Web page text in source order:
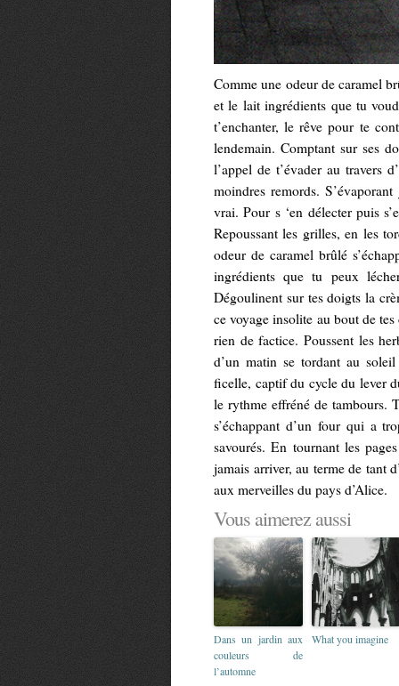
Comme une odeur de caramel
et le lait ingrédients que tu
t’enchanter, le rêve pour te
lendemain. Comptant sur ses
l’appel de t’évader au travers
moindres remords.
vrai. Pour s ‘en délecter puis
Repoussant les grilles, en les
odeur de caramel brûlé
ingrédients que tu peux
Dégoulinent sur tes doigts la
ce voyage insolite au bout de
rien de factice. Poussent les
d’un matin se tordant au
ficelle, captif du cycle du lever
le rythme effréné de tambours.
s’échappant d’un four qui a
savourés. En tournant les
jamais arriver, au terme de tant
aux merveilles du pays d’Alice.
Vous aimerez aussi
Dans un jardin aux
couleurs de
l’automne
What you imagine